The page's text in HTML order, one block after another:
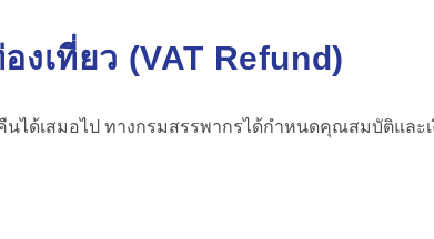
งเที่ยว (VAT Refund)
ได้เสมอไป ทางกรมสรรพากรได้กำหนดคุณสมบัติแล